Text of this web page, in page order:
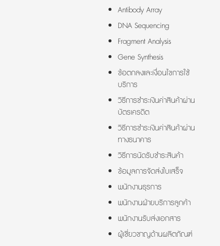
Antibody Array
DNA Sequencing
Fragment Analysis
Gene Synthesis
ข้อตกลงและเงื่อนไขการใช้
บริการ
วิธีการชำระเงินค่าสินค้าผ่าน
บัตรเครดิต
วิธีการชำระเงินค่าสินค้าผ่าน
ทางธนาคาร
วิธีการนัดรับชำระสินค้า
ข้อมูลการจัดส่งใบเสร็จ
พนักงานธุรการ
พนักงานฝ่ายบริการลูกค้า
พนักงานรับส่งเอกสาร
ผู้เชี่ยวชาญด้านผลิตภัณฑ์